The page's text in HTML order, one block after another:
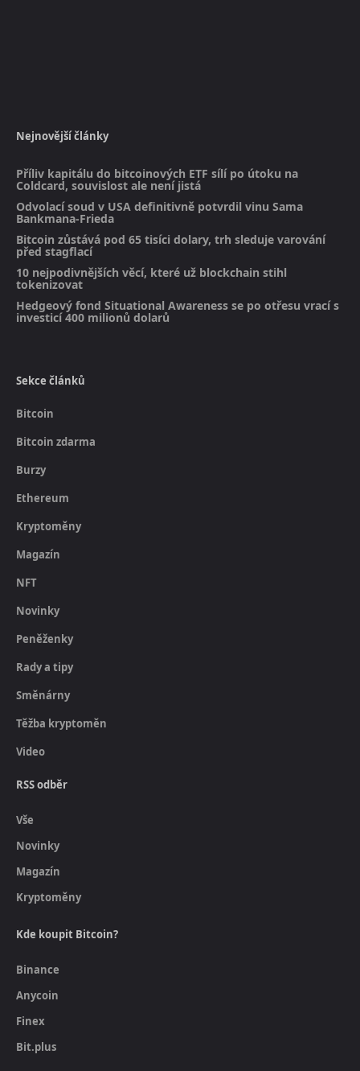
Nejnovější články
Příliv kapitálu do bitcoinových ETF sílí po útoku na
Coldcard, souvislost ale není jistá
Odvolací soud v USA definitivně potvrdil vinu Sama
Bankmana-Frieda
Bitcoin zůstává pod 65 tisíci dolary, trh sleduje varování
před stagflací
10 nejpodivnějších věcí, které už blockchain stihl
tokenizovat
Hedgeový fond Situational Awareness se po otřesu vrací s
investicí 400 milionů dolarů
Sekce článků
Bitcoin
Bitcoin zdarma
Burzy
Ethereum
Kryptoměny
Magazín
NFT
Novinky
Peněženky
Rady a tipy
Směnárny
Těžba kryptoměn
Video
RSS odběr
Vše
Novinky
Magazín
Kryptoměny
Kde koupit Bitcoin?
Binance
Anycoin
Finex
Bit.plus